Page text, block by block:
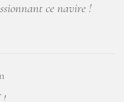
ce navire !